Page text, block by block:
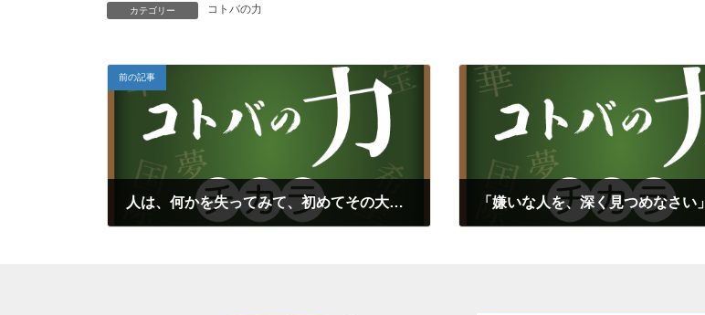
カテゴリー コトバの力
前の記事
人は、何かを失ってみて、初めてその大切さに気づく 「嫌いな人を、深く見つめなさい」